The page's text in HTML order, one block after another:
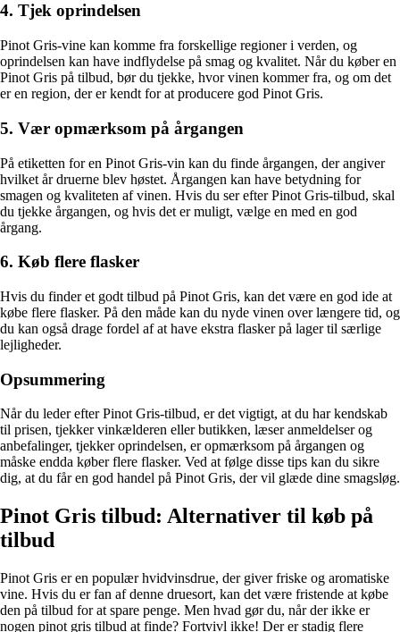
4. Tjek oprindelsen
Pinot Gris-vine kan komme fra forskellige regioner i verden, og
oprindelsen kan have indflydelse på smag og kvalitet. Når du køber en
Pinot Gris på tilbud, bør du tjekke, hvor vinen kommer fra, og om det
er en region, der er kendt for at producere god Pinot Gris.
5. Vær opmærksom på årgangen
På etiketten for en Pinot Gris-vin kan du finde årgangen, der angiver
hvilket år druerne blev høstet. Årgangen kan have betydning for
smagen og kvaliteten af vinen. Hvis du ser efter Pinot Gris-tilbud, skal
du tjekke årgangen, og hvis det er muligt, vælge en med en god
årgang.
6. Køb flere flasker
Hvis du finder et godt tilbud på Pinot Gris, kan det være en god ide at
købe flere flasker. På den måde kan du nyde vinen over længere tid, og
du kan også drage fordel af at have ekstra flasker på lager til særlige
lejligheder.
Opsummering
Når du leder efter Pinot Gris-tilbud, er det vigtigt, at du har kendskab
til prisen, tjekker vinkælderen eller butikken, læser anmeldelser og
anbefalinger, tjekker oprindelsen, er opmærksom på årgangen og
måske endda køber flere flasker. Ved at følge disse tips kan du sikre
dig, at du får en god handel på Pinot Gris, der vil glæde dine smagsløg.
Pinot Gris tilbud: Alternativer til køb på
tilbud
Pinot Gris er en populær hvidvinsdrue, der giver friske og aromatiske
vine. Hvis du er fan af denne druesort, kan det være fristende at købe
den på tilbud for at spare penge. Men hvad gør du, når der ikke er
nogen pinot gris tilbud at finde? Fortvivl ikke! Der er stadig flere